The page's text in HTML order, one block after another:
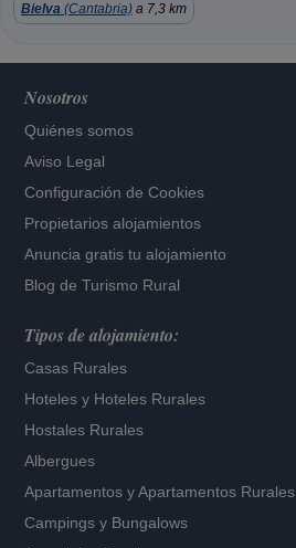
Bielva (Cantabria) a 7,3 km
Nosotros
Quiénes somos
Aviso Legal
Configuración de Cookies
Propietarios alojamientos
Anuncia gratis tu alojamiento
Blog de Turismo Rural
Tipos de alojamiento:
Casas Rurales
Hoteles y Hoteles Rurales
Hostales Rurales
Albergues
Apartamentos yApartamentos Rurales
Campings y Bungalows